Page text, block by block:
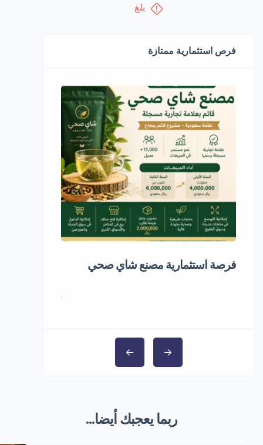
بلغ
فرص استثمارية ممتازة
فرصة استثمارية مصنع شاي صحي
ربما يعجبك أيضا...